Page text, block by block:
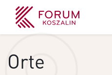
Orte